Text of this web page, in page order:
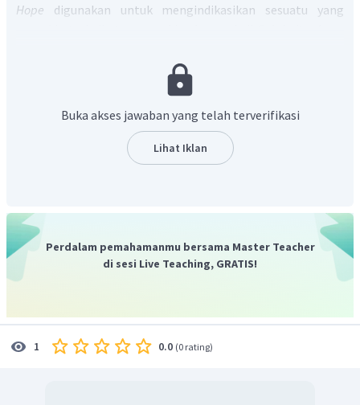
Hope digunakan untuk mengindikasikan sesuatu yang
digunakan untuk mengindikasikan sesuatu yang tidak
digunakan untuk mengungkapkan harapan.
Keterangan waktu pada kalimat soal adalah di masa depan.
Sehingga, kontes belum dilakukan atau sedang dilakukan
adalah
Terjemahan dari kalimat soal adalah,"Liodra hopes she
will win the singing contest.".
Buka akses jawaban yang telah terverifikasi
Lihat Iklan
Perdalam pemahamanmu bersama Master Teacher
di sesi Live Teaching, GRATIS!
1 0.0 (0 rating)